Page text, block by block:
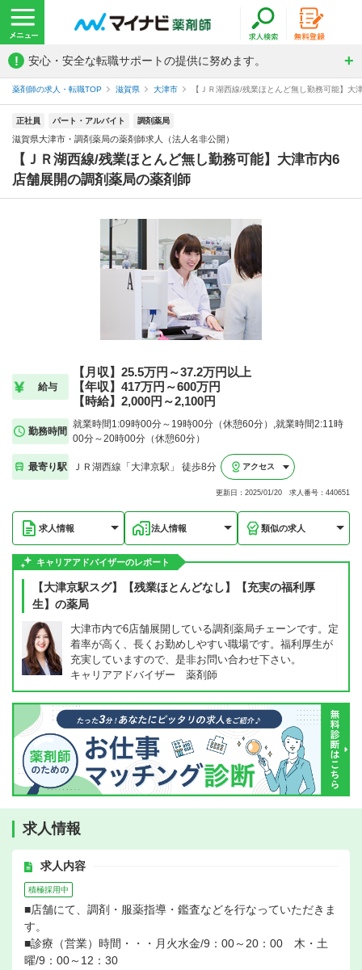
! 安心・安全な転職サポートの提供に努めます。
薬剤師の求人・転職TOP 滋賀県 大津市 【ＪＲ湖西線/残業ほとんど無し勤務可能】
正社員 パート・アルバイト 調剤薬局
滋賀県大津市・調剤薬局の薬剤師求人（法人名非公開）
【ＪＲ湖西線/残業ほとんど無し勤務可能】大津市内6
店舗展開の調剤薬局の薬剤師
給与
【月収】25.5万円～37.2万円以上
【年収】417万円～600万円
【時給】2,000円～2,100円
勤務時間
就業時間1:09時00分～19時00分（休憩60分）,就業時間2:11時
00分～20時00分（休憩60分）
最寄り駅 ＪＲ湖西線「大津京駅」 徒歩8分 アクセス
更新日：2025/01/20 求人番号：440651
求人情報 法人情報 類似の求人
キャリアアドバイザーのレポート
【大津京駅スグ】【残業ほとんどなし】【充実の福利厚
生】の薬局
大津市内で6店舗展開している調剤薬局チェーンです。定
着率が高く、長くお勤めしやすい職場です。福利厚生が
充実していますので、是非お問い合わせ下さい。
キャリアアドバイザー 薬剤師
求人情報
求人内容
積極採用中
■店舗にて、調剤・服薬指導・鑑査などを行なっていただきま
す。
■診療（営業）時間・・・月火水金/9：00～20：00 木・土
曜/9：00～12：30